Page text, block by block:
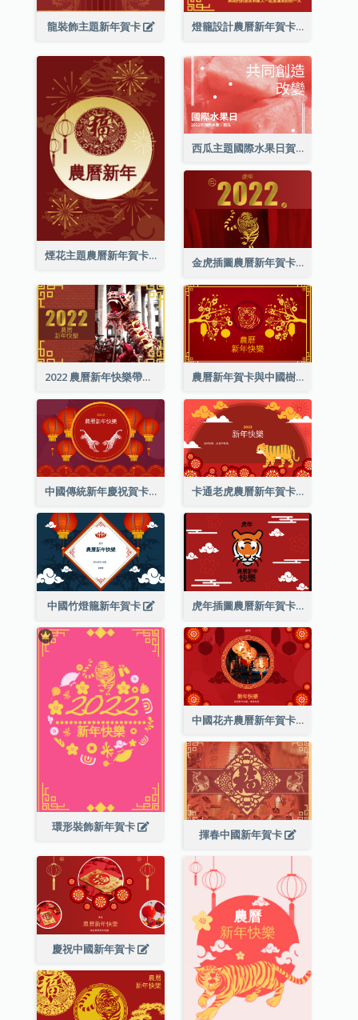
龍裝飾主題新年賀卡 燈籠設計農曆新年賀卡
煙花主題農曆新年賀卡
西瓜主題國際水果日賀卡
金虎插圖農曆新年賀卡
2022 農曆新年快樂帶照片賀卡 農曆新年賀卡與中國樹插圖
中國傳統新年慶祝賀卡 卡通老虎農曆新年賀卡
中國竹燈籠新年賀卡 虎年插圖農曆新年賀卡
環形裝飾新年賀卡
中國花卉農曆新年賀卡
揮春中國新年賀卡
慶祝中國新年賀卡